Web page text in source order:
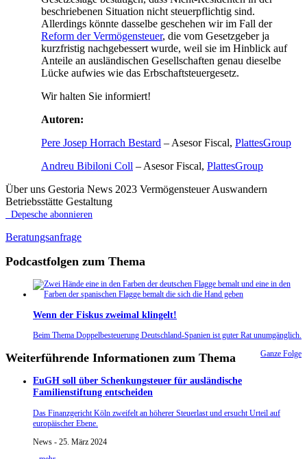
beschriebenen Situation nicht steuerpflichtig sind.
Allerdings könnte dasselbe geschehen wir im Fall der
Reform der Vermögensteuer, die vom Gesetzgeber ja
kurzfristig nachgebessert wurde, weil sie im Hinblick auf
Anteile an ausländischen Gesellschaften genau dieselbe
Lücke aufwies wie das Erbschaftsteuergesetz.
Wir halten Sie informiert!
Autoren:
Pere Josep Horrach Bestard – Asesor Fiscal, PlattesGroup
Andreu Bibiloni Coll – Asesor Fiscal, PlattesGroup
Über uns Gestoria News 2023 Vermögensteuer Auswandern
Betriebsstätte Gestaltung
Depesche abonnieren
Beratungsanfrage
Podcastfolgen zum Thema
Wenn der Fiskus zweimal klingelt!
Beim Thema Doppelbesteuerung Deutschland-Spanien ist guter Rat unumgänglich.
Ganze Folge
Weiterführende Informationen zum Thema
EuGH soll über Schenkungsteuer für ausländische
Familienstiftung entscheiden
Das Finanzgericht Köln zweifelt an höherer Steuerlast und ersucht Urteil auf
europäischer Ebene.
News - 25. März 2024